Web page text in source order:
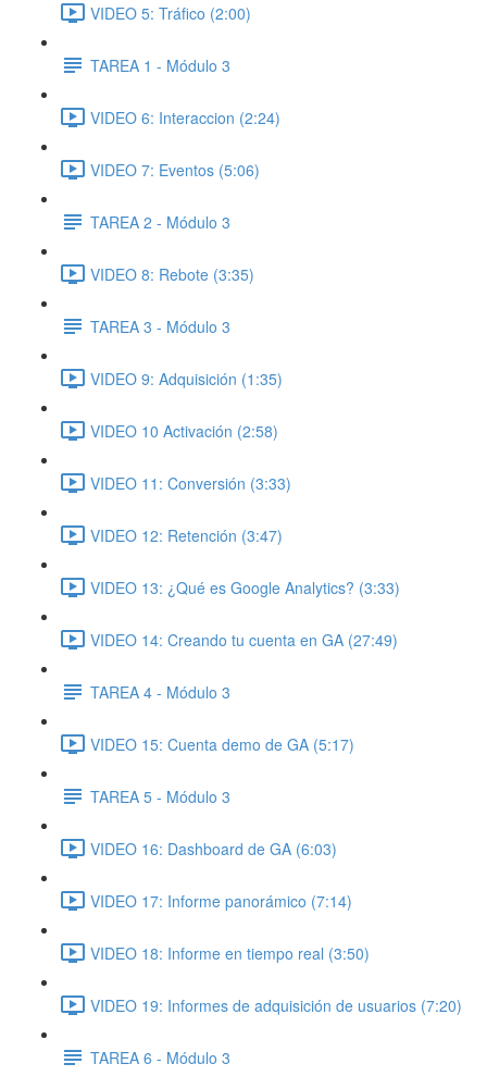
VIDEO 5: Tráfico (2:00)
TAREA 1 - Módulo 3
VIDEO 6: Interaccion (2:24)
VIDEO 7: Eventos (5:06)
TAREA 2 - Módulo 3
VIDEO 8: Rebote (3:35)
TAREA 3 - Módulo 3
VIDEO 9: Adquisición (1:35)
VIDEO 10 Activación (2:58)
VIDEO 11: Conversión (3:33)
VIDEO 12: Retención (3:47)
VIDEO 13: ¿Qué es Google Analytics? (3:33)
VIDEO 14: Creando tu cuenta en GA (27:49)
TAREA 4 - Módulo 3
VIDEO 15: Cuenta demo de GA (5:17)
TAREA 5 - Módulo 3
VIDEO 16: Dashboard de GA (6:03)
VIDEO 17: Informe panorámico (7:14)
VIDEO 18: Informe en tiempo real (3:50)
VIDEO 19: Informes de adquisición de usuarios (7:20)
TAREA 6 - Módulo 3